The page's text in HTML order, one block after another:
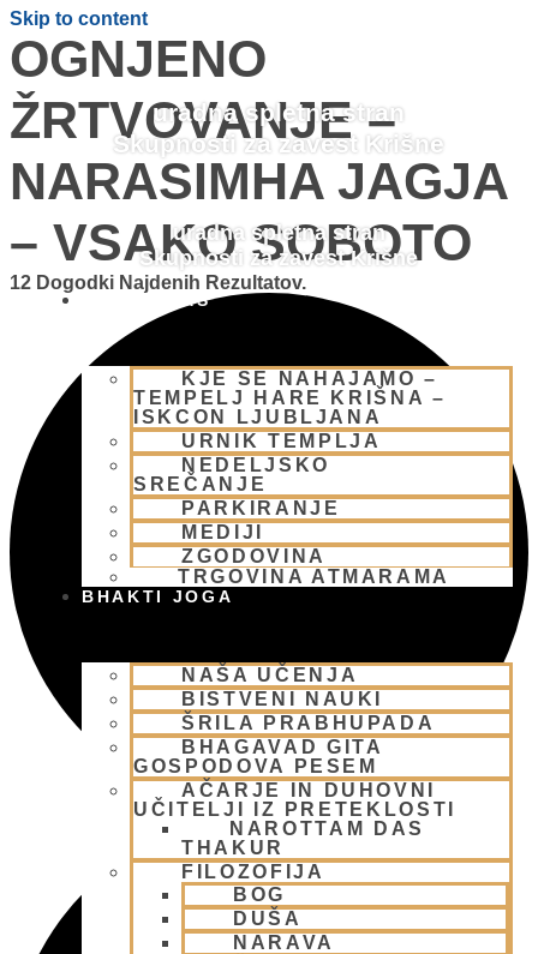
Skip to content
uradna spletna stran
Skupnosti za zavest Krišne
uradna spletna stran
Skupnosti za zavest Krišne
OBIŠČI NAS
KJE SE NAHAJAMO –
TEMPELJ HARE KRIŠNA –
ISKCON LJUBLJANA
URNIK TEMPLJA
NEDELJSKO
SREČANJE
PARKIRANJE
MEDIJI
ZGODOVINA
TRGOVINA ATMARAMA
BHAKTI JOGA
NAŠA UČENJA
BISTVENI NAUKI
ŠRILA PRABHUPADA
BHAGAVAD GITA
GOSPODOVA PESEM
AČARJE IN DUHOVNI
UČITELJI IZ PRETEKLOSTI
NAROTTAM DAS
THAKUR
FILOZOFIJA
BOG
DUŠA
NARAVA
OGNJENO
ŽRTVOVANJE –
NARASIMHA JAGJA
– VSAKO SOBOTO
12 Dogodki Najdenih Rezultatov.